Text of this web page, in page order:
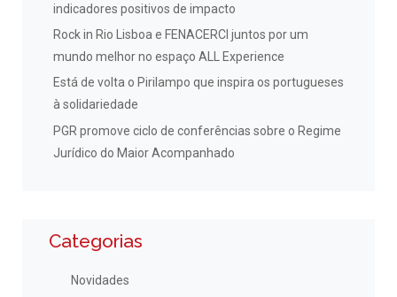
indicadores positivos de impacto
Rock in Rio Lisboa e FENACERCI juntos por um
mundo melhor no espaço ALL Experience
Está de volta o Pirilampo que inspira os portugueses
à solidariedade
PGR promove ciclo de conferências sobre o Regime
Jurídico do Maior Acompanhado
Categorias
Novidades